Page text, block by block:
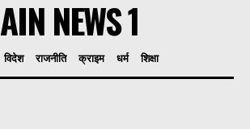
AIN NEWS 1
विदेश राजनीति क्राइम धर्म शिक्षा